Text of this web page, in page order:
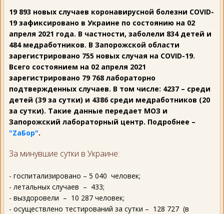
19 893 новых случаев коронавирусной болезни COVID-
19 зафиксировано в Украине по состоянию на 02
апреля 2021 года. В частности, заболели 834 детей и
484 медработников. В Запорожской области
зарегистрировано 755 новых случая на COVID-19.
Всего состоянием на 02 апреля 2021
зарегистрировано 79 768 лабораторно
подтвержденных случаев. В том числе: 4237 – среди
детей (39 за сутки) и 4386 среди медработников (20
за сутки). Такие данные передает МОЗ и
Запорожский лабораторный центр. Подробнее –
"ZаБор".
За минувшие сутки в Украине:
- госпитализировано – 5 040 человек;
- летальных случаев – 433;
- выздоровели – 10 287 человек;
- осуществлено тестирований за сутки – 128 727 (в